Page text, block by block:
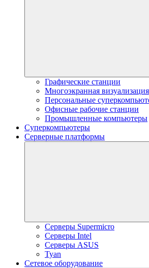
Графические станции
Многоэкранная визуализация
Персональные
Офисные рабочие станции
Промышленные компьютеры
Суперкомпьютеры
Серверные платформы
Серверы Supermicro
Серверы Intel
Серверы ASUS
Tyan
Сетевое оборудование